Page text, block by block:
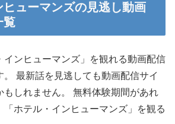
ューマンズの見逃し動画
覧
インヒューマンズ」を観れる動画配信
最新話を見逃しても動画配信サイ
もしれません。 無料体験期間があれ
ホテル・インヒューマンズ」を観る